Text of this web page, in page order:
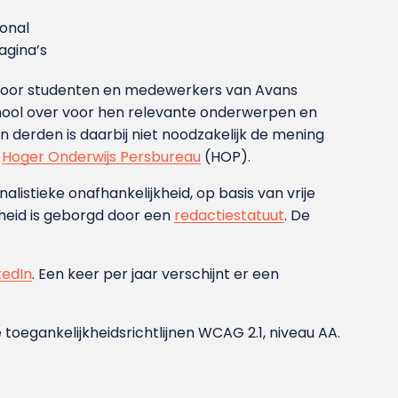
studenten en medewerkers van Avans
over voor hen relevante onderwerpen en
is daarbij niet noodzakelijk de mening
Hoger Onderwijs Persbureau (HOP).
onafhankelijkheid, op basis van vrije
is geborgd door een redactiestatuut. De
. Een keer per jaar verschijnt er een
WCAG 2.1, niveau AA.